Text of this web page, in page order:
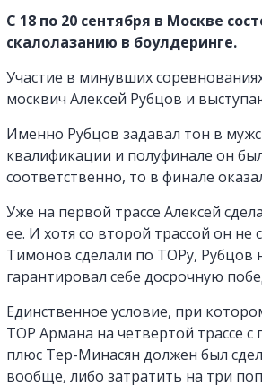
Скачать
анкету
регионы
Все
города
и
регионы
C 18 по 20 сентября в Москве
скалолазанию в боулдеринге.
Участие в минувших
москвич Алексей Рубцов и
Именно Рубцов задавал тон в
квалификации и полуфинале он
соответственно, то в финале
Уже на первой трассе Алексей
ее. И хотя со второй трассой он
Тимонов сделали по TOPу,
гарантировал себе досрочную
Единственное условие, при
TOP Армана на четвертой трассе
плюс Тер-Минасян должен был
вообще, либо затратить на три